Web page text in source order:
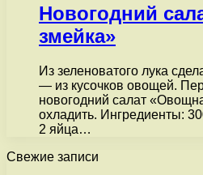
Новогодний
змейка»
Из зеленоватого лука
— из кусочков овощей.
новогодний салат
охладить. Ингредиенты:
2 яйца…
Свежие записи